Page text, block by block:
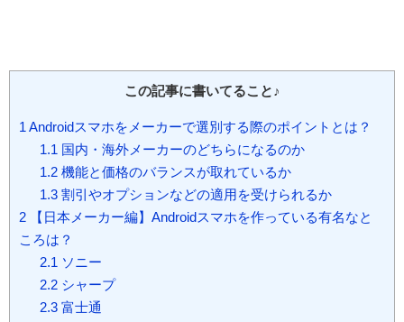
この記事に書いてること♪
1 Androidスマホをメーカーで選別する際のポイントとは？
1.1 国内・海外メーカーのどちらになるのか
1.2機能と価格のバランスが取れているか
1.3割引やオプションなどの適用を受けられるか
2 【日本メーカー編】Androidスマホを作っている有名なと
ころは？
2.1 ソニー
2.2シャープ
2.3富士通